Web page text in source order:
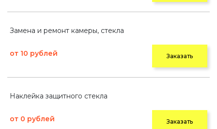
Замена и ремонт камеры, стекла
от 10 рублей Заказать
Наклейка защитного стекла
от 0 рублей Заказать